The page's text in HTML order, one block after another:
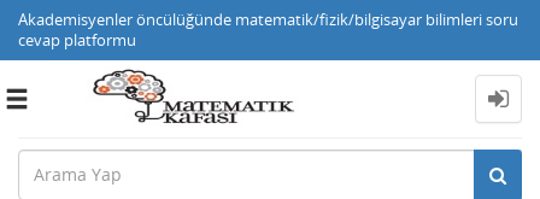
Akademisyenler öncülüğünde matematik/fizik/bilgisayar bilimleri soru
cevap platformu
Toggle